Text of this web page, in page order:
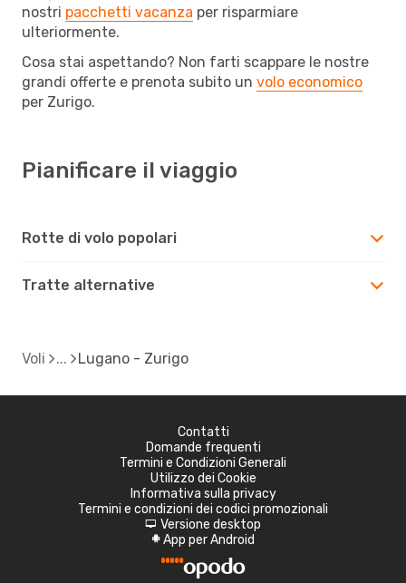
nostri pacchetti vacanza per risparmiare
ulteriormente.
Cosa stai aspettando? Non farti scappare le nostre
grandi offerte e prenota subito un volo economico
per Zurigo.
Pianificare il viaggio
Rotte di volo popolari
Tratte alternative
Voli Lugano - Zurigo
Contatti
Domande frequenti
Termini e Condizioni Generali
Utilizzo dei Cookie
Informativa sulla privacy
Termini e condizioni dei codici promozionali
d Versione desktop
A App per Android